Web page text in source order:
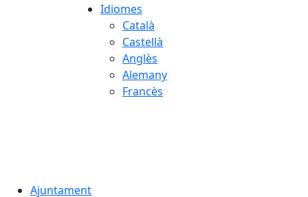
Idiomes
Català
Castellà
Anglès
Alemany
Francès
Ajuntament